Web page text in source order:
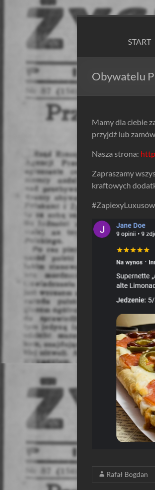
Skip
–
SMAK
PRL`U
Jedyne
Są
Zapiekanki
i
Zapiexy.
START
Obywatelu
Mamy dla ciebie
przyjdź lub
Nasza strona:
Zapraszamy
kraftowych
Rafał Bogdan